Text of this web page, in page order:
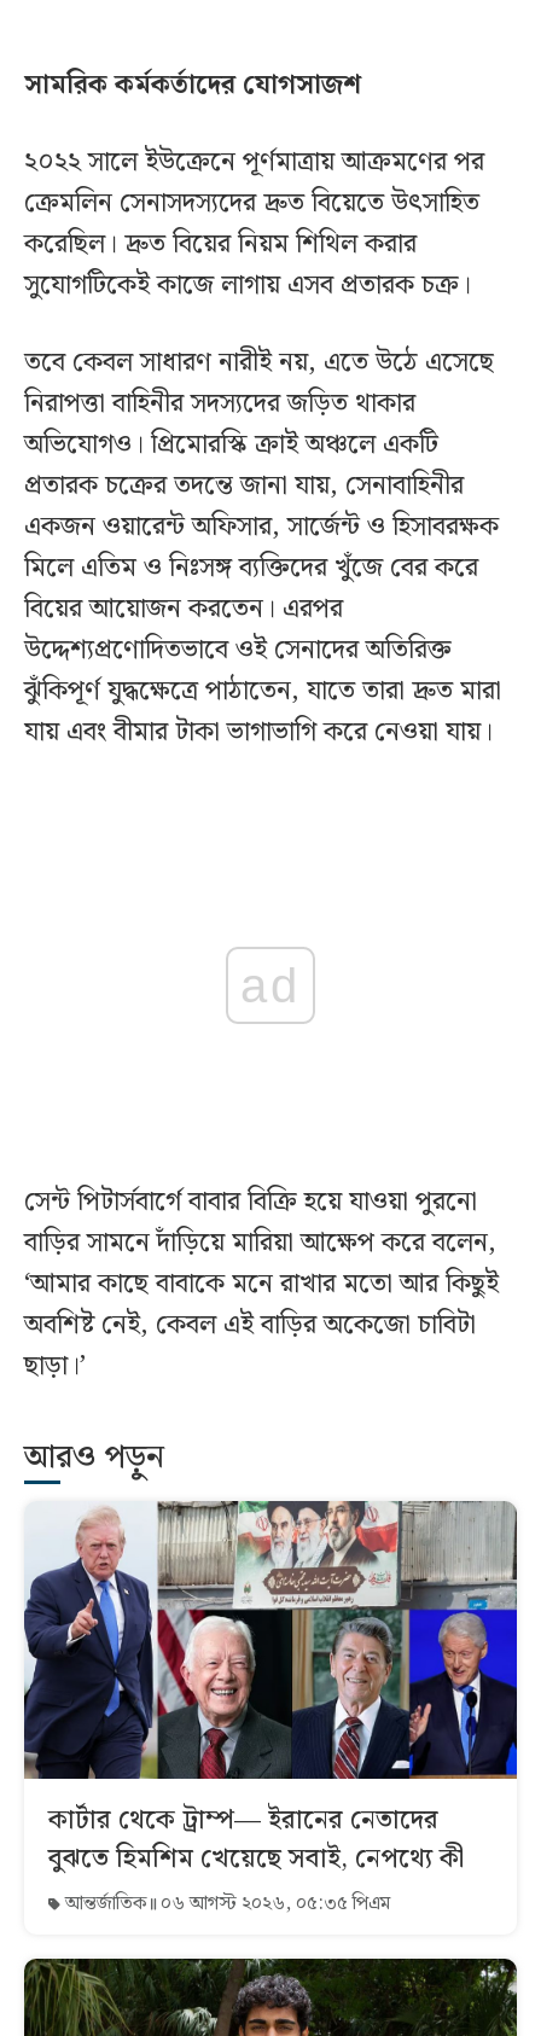
সামরিক কর্মকর্তাদের যোগসাজশ
২০২২ সালে ইউক্রেনে পূর্ণমাত্রায় আক্রমণের পর
ক্রেমলিন সেনাসদস্যদের দ্রুত বিয়েতে উৎসাহিত
করেছিল। দ্রুত বিয়ের নিয়ম শিথিল করার
সুযোগটিকেই কাজে লাগায় এসব প্রতারক চক্র।
তবে কেবল সাধারণ নারীই নয়, এতে উঠে এসেছে
নিরাপত্তা বাহিনীর সদস্যদের জড়িত থাকার
অভিযোগও। প্রিমোরস্কি ক্রাই অঞ্চলে একটি
প্রতারক চক্রের তদন্তে জানা যায়, সেনাবাহিনীর
একজন ওয়ারেন্ট অফিসার, সার্জেন্ট ও হিসাবরক্ষক
মিলে এতিম ও নিঃসঙ্গ ব্যক্তিদের খুঁজে বের করে
বিয়ের আয়োজন করতেন। এরপর
উদ্দেশ্যপ্রণোদিতভাবে ওই সেনাদের অতিরিক্ত
ঝুঁকিপূর্ণ যুদ্ধক্ষেত্রে পাঠাতেন, যাতে তারা দ্রুত মারা
যায় এবং বীমার টাকা ভাগাভাগি করে নেওয়া যায়।
ad
সেন্ট পিটার্সবার্গে বাবার বিক্রি হয়ে যাওয়া পুরনো
বাড়ির সামনে দাঁড়িয়ে মারিয়া আক্ষেপ করে বলেন,
‘আমার কাছে বাবাকে মনে রাখার মতো আর কিছুই
অবশিষ্ট নেই, কেবল এই বাড়ির অকেজো চাবিটা
ছাড়া।’
আরও পড়ুন
কার্টার থেকে ট্রাম্প— ইরানের নেতাদের
বুঝতে হিমশিম খেয়েছে সবাই, নেপথ্যে কী
আন্তর্জাতিক ০৬ আগস্ট ২০২৬, ০৫:৩৫ পিএম